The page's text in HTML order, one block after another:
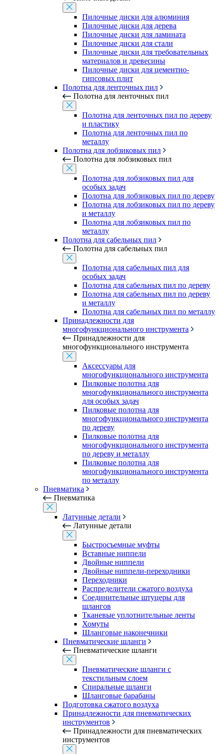
Пилочные диски для алюминия
Пилочные диски для дерева
Пилочные диски для ламината
Пилочные диски для стали
Пилочные диски для требовательных
материалов и древесины
Пилочные диски для цементно-
гипсовых плит
Полотна для ленточных пил
Полотна для ленточных пил
Полотна для ленточных пил по дереву
и пластику
Полотна для ленточных пил по
металлу
Полотна для лобзиковых пил
Полотна для лобзиковых пил
Полотна для лобзиковых пил для
особых задач
Полотна для лобзиковых пил по дереву
Полотна для лобзиковых пил по дереву
и металлу
Полотна для лобзиковых пил по
металлу
Полотна для сабельных пил
Полотна для сабельных пил
Полотна для сабельных пил для
особых задач
Полотна для сабельных пил по дереву
Полотна для сабельных пил по дереву
и металлу
Полотна для сабельных пил по металлу
Принадлежности для
многофункционального инструмента
Принадлежности для
многофункционального инструмента
Аксессуары для
многофункционального инструмента
Пилковые полотна для
многофункционального инструмента
для особых задач
Пилковые полотна для
многофункционального инструмента
по дереву
Пилковые полотна для
многофункционального инструмента
по дереву и металлу
Пилковые полотна для
многофункционального инструмента
по металлу
Пневматика
Пневматика
Латунные детали
Латунные детали
Быстросъемные муфты
Вставные ниппели
Двойные ниппели
Двойные ниппели-переходники
Переходники
Распределители сжатого воздуха
Соединительные штуцеры для
шлангов
Тканевые уплотнительные ленты
Хомуты
Шланговые наконечники
Пневматические шланги
Пневматические шланги
Пневматические шланги с
текстильным слоем
Спиральные шланги
Шланговые барабаны
Подготовка сжатого воздуха
Принадлежности для пневматических
инструментов
Принадлежности для пневматических
инструментов